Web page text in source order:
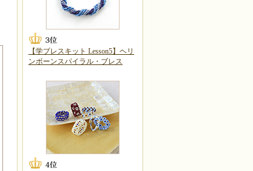
【学ブレスキット Lesson5】ヘリ
ンボーンスパイラル・ブレス